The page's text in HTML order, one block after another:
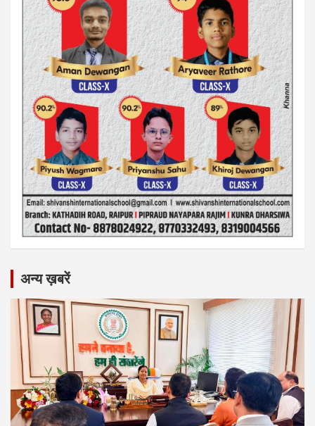
अन्य ख़बरें